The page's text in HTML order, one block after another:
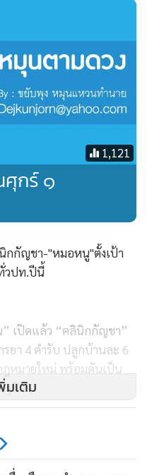
ที่พบได้ทั่วโลกเช่นกัน เมื่อ
า ข้อมูลส่วนใหญ่สรุปตรงกัน
าก diclofenacแล้ว ยังมียา
ยการฉีดเข้ากล้ามเนื้อก้น
ยาปฏิชีวนะ ยามาลาเรีย
แรง หรือยาที่คุณสุภาพสตรี
ตามรายงานพบ
ล้ามเนื้อก้นนั้น มิได้เกิด
ที่ยกตัวอย่างข้างต้นได้ด้วย
มิได้เกิดจากตัวยา แต่เกิด
ลายประเทศก็แนะนำให้
จากเทคนิคเดิมที่เคยสอน
outer quadrant)”
แทน ซึ่งจากการ
“ขาลาก” หลังฉีดยาเข้า
งใหม่ที่แนะนำนั้น เป็นการ
หรือยาจะแพร่กระจายไป
ารเปลี่ยนตำแหน่งที่ฉีดยา
ยงการฉีดยาเข้ากล้ามใน
หรือน้ำหนักตัวต่ำกว่าเกณฑ์
นกล้ามเนื้อก้น
1,121
ศุกร์ ๑
กกัญชา-"หมอหนู"ตั้งเป้า
วปท.ปีนี้
เปิดแล้ว “คลินิกกัญชา”
รยา 4 ตำรับ ปลูกบ้านละ 6
หมายใหม่ พร้อมดันเป็น
ฐกิจ
งโรคทางเพศ อึ้ง!! วัยรุ่นติด
า
มเติม